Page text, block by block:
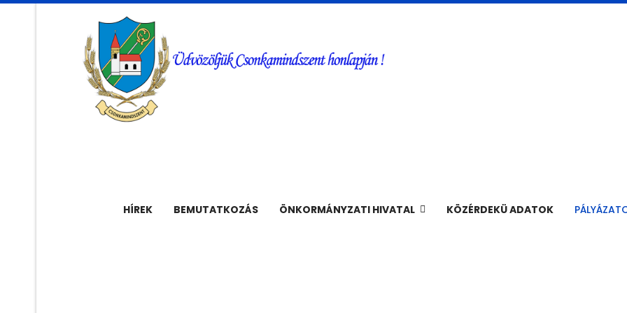
HÍREK BEMUTATKOZÁS ÖNKORMÁNYZATI HIVATAL KÖZÉRDEKÜ ADATOK